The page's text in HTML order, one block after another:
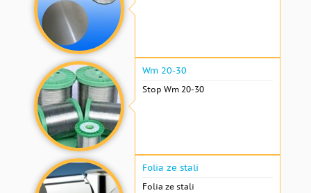
Wm 20-30
Stop Wm 20-30
Folia ze stali
Folia ze stali